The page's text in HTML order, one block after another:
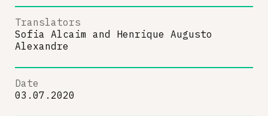
Translators
Sofia Alcaim and Henrique Augusto
Alexandre
Date
03.07.2020